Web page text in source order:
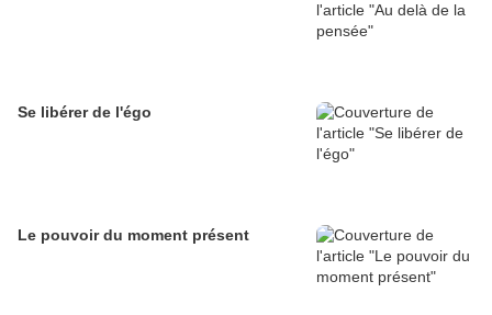
Se libérer de l'égo
Le pouvoir du moment présent